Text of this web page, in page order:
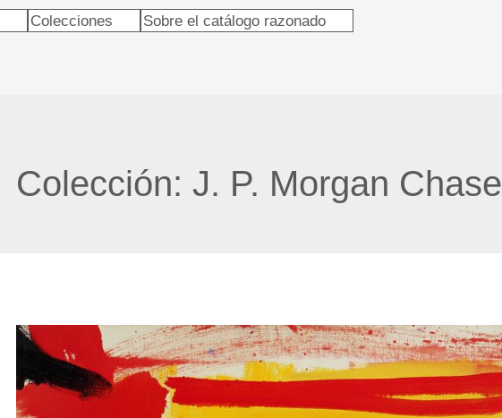
Colecciones Sobre el catálogo razonado
Colección:J. P. Morgan Chase